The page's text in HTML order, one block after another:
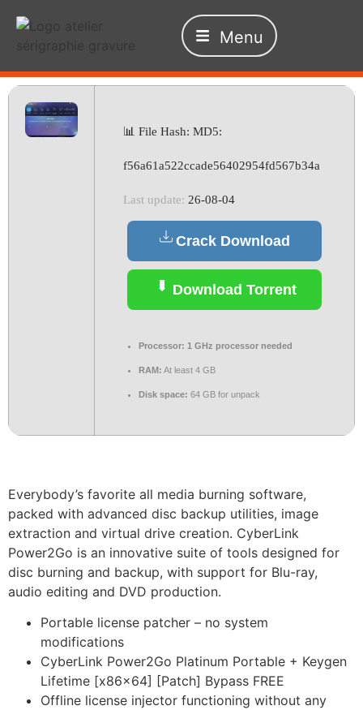
Menu
📊 File Hash: MD5:
f56a61a522ccade56402954fd567b34a
Last update: 26-08-04
Crack Download
Download Torrent
Processor: 1 GHz processor needed
RAM: At least 4 GB
Disk space: 64 GB for unpack
Everybody’s favorite all media burning software,
packed with advanced disc backup utilities, image
extraction and virtual drive creation. CyberLink
Power2Go is an innovative suite of tools designed for
disc burning and backup, with support for Blu-ray,
audio editing and DVD production.
Portable license patcher – no system
modifications
CyberLink Power2Go Platinum Portable + Keygen
Lifetime [x86x64] [Patch] Bypass FREE
Offline license injector functioning without any